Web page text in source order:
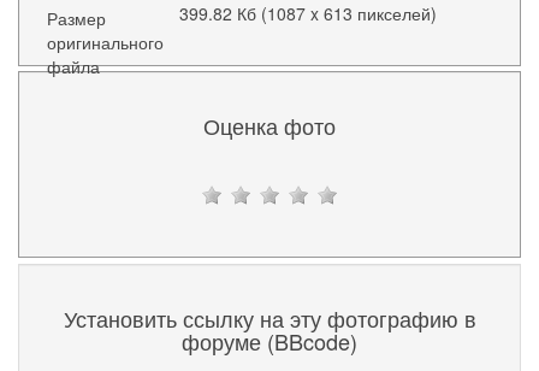
Размер
оригинального
файла
399.82 Кб (1087 x 613 пикселей)
Оценка фото
Установить ссылку на эту фотографию в
форуме (BBcode)